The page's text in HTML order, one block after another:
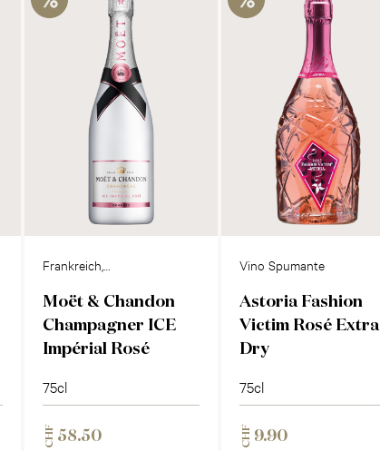
Frankreich,
Moët & Chandon
Champagner ICE
Impérial Rosé
75cl
CHF 58.50
Vino Spumante
Astoria Fashion
Victim Rosé Extra
Dry
75cl
CHF 9.90